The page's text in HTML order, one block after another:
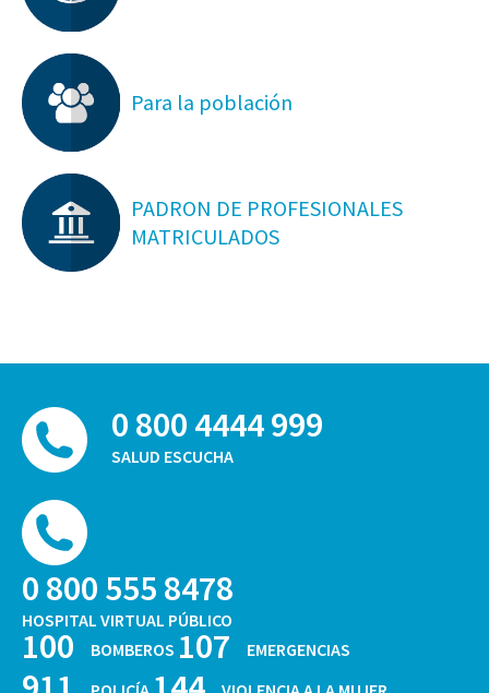
Para la población
PADRON DE PROFESIONALES
MATRICULADOS
0 800 4444 999
SALUD ESCUCHA
0 800 555 8478
HOSPITAL VIRTUAL PÚBLICO
100 BOMBEROS 107 EMERGENCIAS